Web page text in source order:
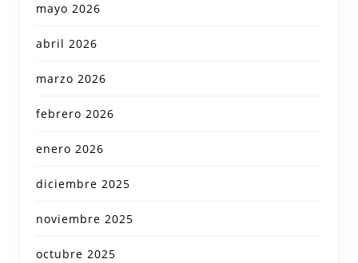
mayo 2026
abril 2026
marzo 2026
febrero 2026
enero 2026
diciembre 2025
noviembre 2025
octubre 2025